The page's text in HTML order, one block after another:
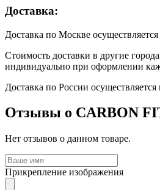
Доставка:
Доставка по Москве
Стоимость доставки в другие
индивидуально при оформлении
Доставка по России
Отзывы о CARBON
Нет отзывов о данном товаре.
Прикрепление изображения